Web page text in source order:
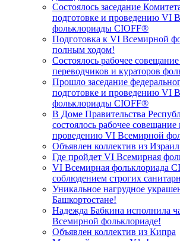
Состоялось заседание
подготовке и проведению VI
фольклориады CIOFF®
Подготовка к VI Всемирной
полным ходом!
Состоялось рабочее
переводчиков и кураторов
Прошло заседание
подготовке и проведению VI
фольклориады CIOFF®️
В Доме Правительства
состоялось рабочее
проведению VI Всемирной
Объявлен коллектив из
Где пройдет VI Всемирная
VI Всемирная фольклориада
соблюдением строгих
Уникальное нагрудное
Башкортостане!
Надежда Бабкина исполнила
Всемирной фольклориаде!
Объявлен коллектив из Кипра